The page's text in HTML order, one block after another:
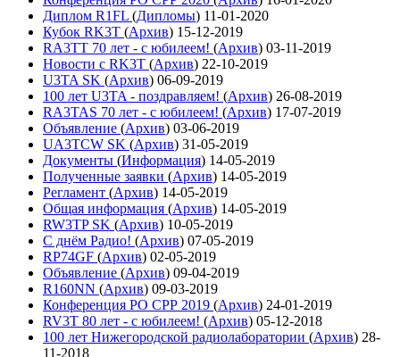
Диплом R1FL (Дипломы) 11-01-2020
Кубок RK3T (Архив) 15-12-2019
RA3TT 70 лет - с юбилеем! (Архив) 03-11-2019
Новости с RK3T (Архив) 22-10-2019
U3TA SK (Архив) 06-09-2019
100 лет U3TA - поздравляем! (Архив) 26-08-2019
RA3TAS 70 лет - с юбилеем! (Архив) 17-07-2019
Объявление (Архив) 03-06-2019
UA3TCW SK (Архив) 31-05-2019
Документы (Информация) 14-05-2019
Полученные заявки (Архив) 14-05-2019
Регламент (Архив) 14-05-2019
Общая информация (Архив) 14-05-2019
RW3TP SK (Архив) 10-05-2019
С днём Радио! (Архив) 07-05-2019
RP74GF (Архив) 02-05-2019
Объявление (Архив) 09-04-2019
R160NN (Архив) 09-03-2019
Конференция РО СРР 2019 (Архив) 24-01-2019
RV3T 80 лет - с юбилеем! (Архив) 05-12-2018
100 лет Нижегородской радиолаборатории (Архив) 28-
11-2018